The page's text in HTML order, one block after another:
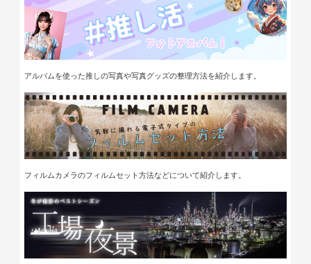
アルバムを使った推しの写真や写真グッズの整理方法を紹介します。
フィルムカメラのフィルムセット方法などについて紹介します。